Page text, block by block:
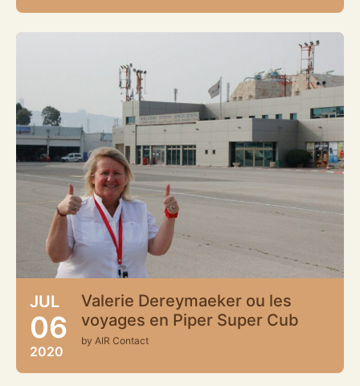
JUL
06
2020
Valerie Dereymaeker ou les
voyages en Piper Super Cub
by AIR Contact